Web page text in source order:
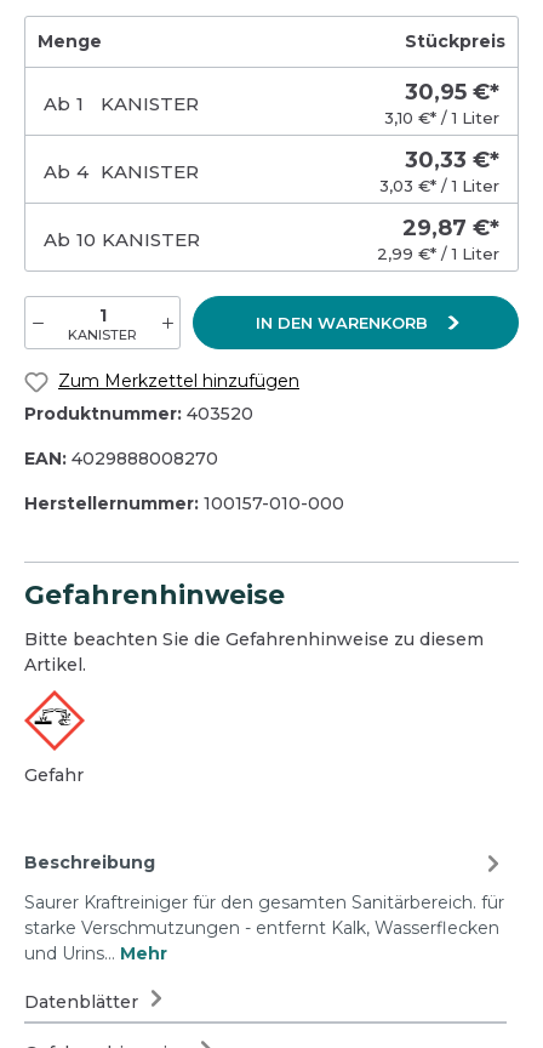
Menge Stückpreis
Ab 1 KANISTER 30,95 €*
3,10 €* / 1 Liter
Ab 4 KANISTER 30,33 €*
3,03 €* / 1 Liter
Ab 10 KANISTER 29,87 €*
2,99 €* / 1 Liter
KANISTER
IN DEN WARENKORB
Zum Merkzettel hinzufügen
Produktnummer: 403520
EAN: 4029888008270
Herstellernummer: 100157-010-000
Gefahrenhinweise
Bitte beachten Sie die Gefahrenhinweise zu diesem
Artikel.
Gefahr
Beschreibung
Saurer Kraftreiniger für den gesamten Sanitärbereich. für
starke Verschmutzungen - entfernt Kalk, Wasserflecken
und Urins… Mehr
Datenblätter